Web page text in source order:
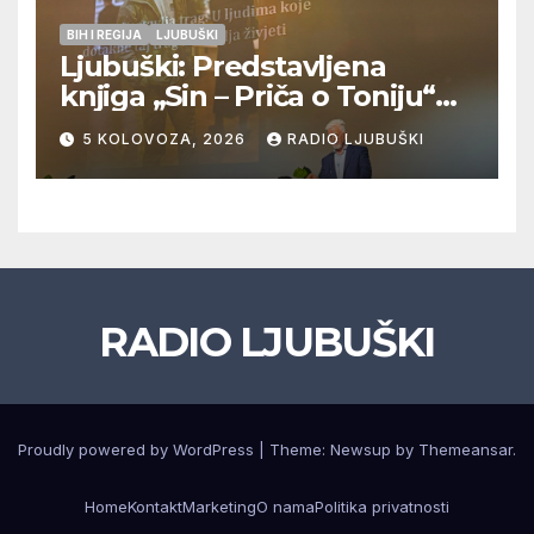
BIH I REGIJA LJUBUŠKI
Ljubuški: Predstavljena
knjiga „Sin – Priča o Toniju“
dr. sc. Zdenka Hercega
5 KOLOVOZA, 2026 RADIO LJUBUŠKI
RADIO LJUBUŠKI
Proudly powered by WordPress Theme: Newsup by Themeansar.
HomeKontaktMarketingO namaPolitika privatnosti